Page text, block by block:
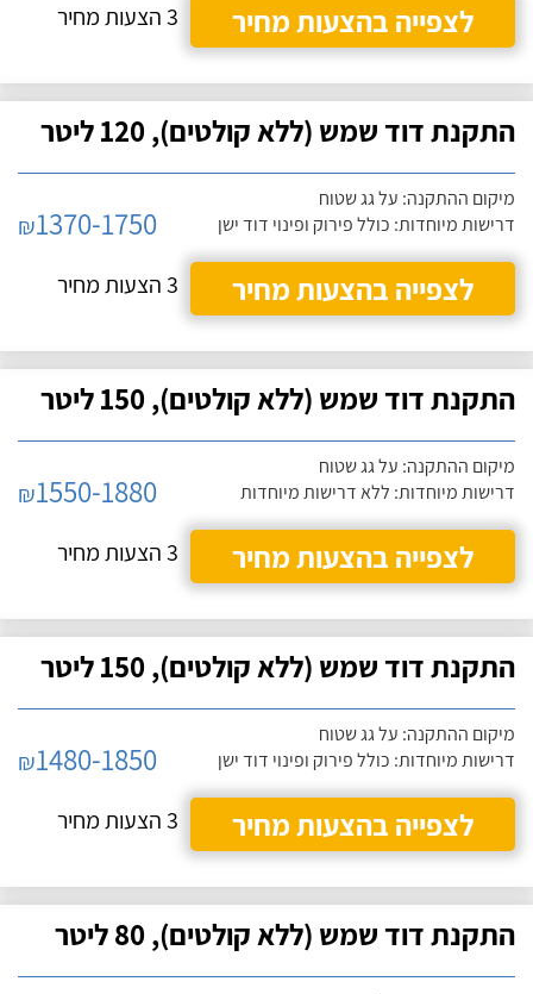
לצפייה בהצעות מחיר
3 הצעות מחיר
התקנת דוד שמש (ללא קולטים), 120 ליטר
מיקום ההתקנה: על גג שטוח
דרישות מיוחדות: כולל פירוק ופינוי דוד ישן
₪1370-1750
לצפייה בהצעות מחיר
3 הצעות מחיר
התקנת דוד שמש (ללא קולטים), 150 ליטר
מיקום ההתקנה: על גג שטוח
דרישות מיוחדות: ללא דרישות מיוחדות
₪1550-1880
לצפייה בהצעות מחיר
3 הצעות מחיר
התקנת דוד שמש (ללא קולטים), 150 ליטר
מיקום ההתקנה: על גג שטוח
דרישות מיוחדות: כולל פירוק ופינוי דוד ישן
₪1480-1850
לצפייה בהצעות מחיר
3 הצעות מחיר
התקנת דוד שמש (ללא קולטים), 80 ליטר